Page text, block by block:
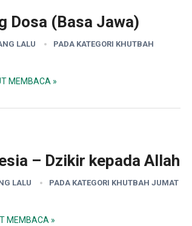
Dosa (Basa Jawa)
LALU PADA KATEGORI KHUTBAH
MEMBACA »
– Dzikir kepada Allah
LALU PADA KATEGORI KHUTBAH JUMAT
MEMBACA »